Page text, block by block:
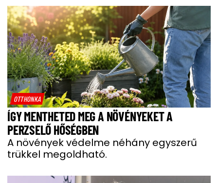
OTTHONKA
ÍGY MENTHETED MEG A NÖVÉNYEKET A
PERZSELŐ HŐSÉGBEN
A növények védelme néhány egyszerű
trükkel megoldható.